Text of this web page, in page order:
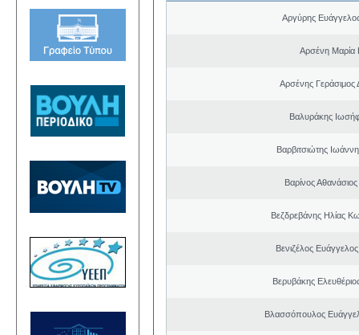
Αργύρης
Αρσένη Μαρία
Αρσένης Γεράσιμος
Βαλυράκης
Βαρβιτσιώτης
Βαρίνος
Βεζδρεβάνης Ηλίας
Βενιζέλος
Βερυβάκης
Βλασσόπουλος